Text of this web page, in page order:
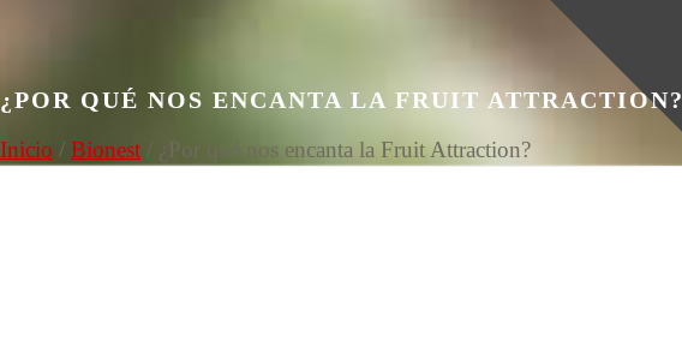
¿POR QUÉ NOS ENCANTA LA FRUIT ATTRACTION?
Inicio / Bionest / ¿Por qué nos encanta la Fruit Attraction?